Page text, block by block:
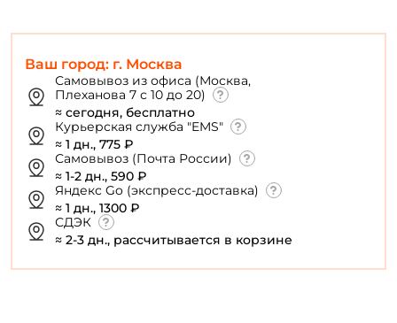
Ваш город: г. Москва
Самовывоз из офиса (Москва,
Плеханова 7 с 10 до 20)
≈ сегодня, бесплатно
Курьерская служба "EMS"
≈ 1 дн., 775 ₽
Самовывоз (Почта России)
≈ 1-2 дн., 590 ₽
Яндекс Go (экспресс-доставка)
≈ 1 дн., 1300 ₽
СДЭК
≈ 2-3 дн., рассчитывается в корзине